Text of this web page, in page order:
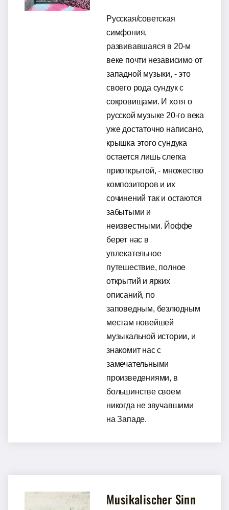
Русская/советская
симфония,
развивавшаяся в 20-м
веке почти независимо от
западной музыки, - это
своего рода сундук с
сокровищами. И хотя о
русской музыке 20-го века
уже достаточно написано,
крышка этого сундука
остается лишь слегка
приоткрытой, - множество
композиторов и их
сочинений так и остаются
забытыми и
неизвестными. Йоффе
берет нас в
увлекательное
путешествие, полное
открытий и ярких
описаний, по
заповедным, безлюдным
местам новейшей
музыкальной истории, и
знакомит нас с
замечательными
произведениями, в
большинстве своем
никогда не звучавшими
на Западе.
Musikalischer Sinn